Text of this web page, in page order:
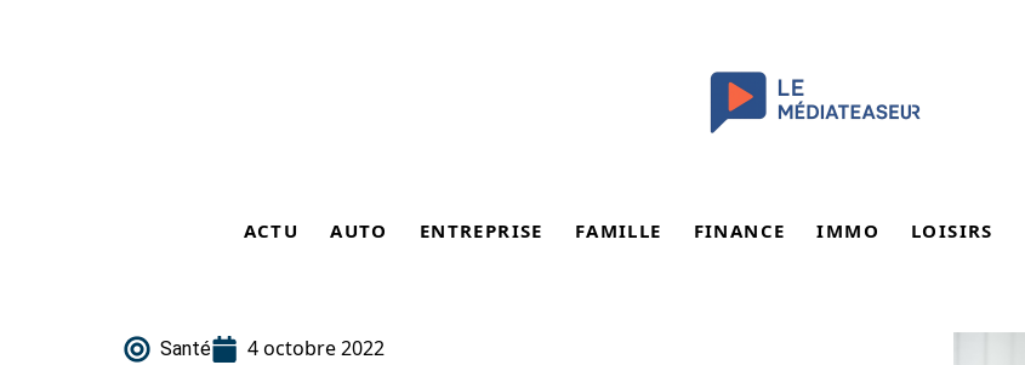
ACTU AUTO ENTREPRISE FAMILLE FINANCE IMMO LOISIRS
Santé 4 octobre 2022